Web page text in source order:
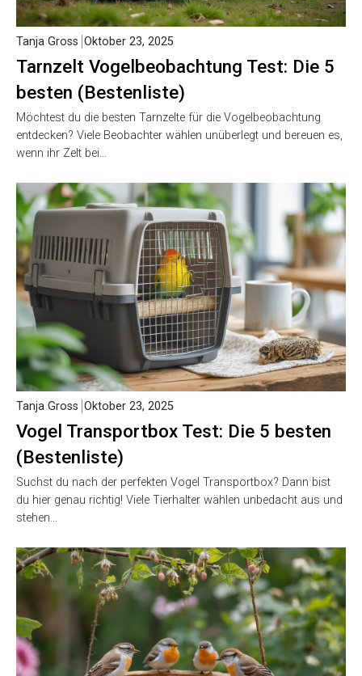
Tarnzelt Vogelbeobachtung Test: Die 5
besten (Bestenliste)
Tanja Gross Oktober 23, 2025
Möchtest du die besten Tarnzelte für die Vogelbeobachtung
entdecken? Viele Beobachter wählen unüberlegt und bereuen es,
wenn ihr Zelt bei…
Vogel Transportbox Test: Die 5 besten
(Bestenliste)
Tanja Gross Oktober 23, 2025
Suchst du nach der perfekten Vogel Transportbox? Dann bist
du hier genau richtig! Viele Tierhalter wählen unbedacht aus und
stehen…